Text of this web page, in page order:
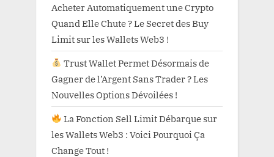
Acheter Automatiquement une Crypto
Quand Elle Chute ? Le Secret des Buy
Limit sur les Wallets Web3 !
Trust Wallet Permet Désormais de
Gagner de l’Argent Sans Trader ? Les
Nouvelles Options Dévoilées !
La Fonction Sell Limit Débarque sur
les Wallets Web3 : Voici Pourquoi Ça
Change Tout !